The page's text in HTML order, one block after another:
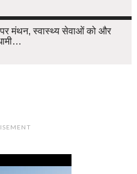
मंथन, स्वास्थ्य सेवाओं को और